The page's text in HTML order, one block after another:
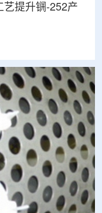
艺提升锎-252产